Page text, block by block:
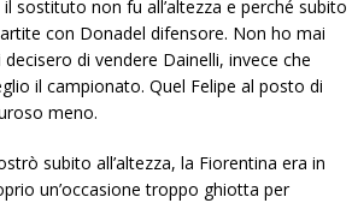
sostituto non fu all’altezza e perché subito
con Donadel difensore. Non ho mai
di vendere Dainelli, invece che
il campionato. Quel Felipe al posto di
meno.
subito all’altezza, la Fiorentina era in
un’occasione troppo ghiotta per